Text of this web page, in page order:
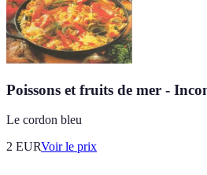
Poissons et fruits de mer -
Le cordon bleu
2 EURVoir le prix